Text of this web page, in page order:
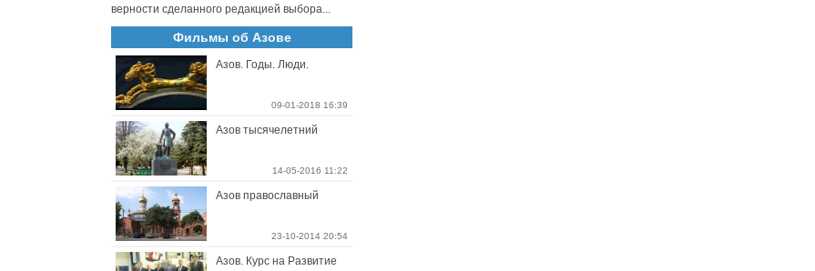
верности сделанного редакцией выбора...
Фильмы об Азове
Азов. Годы. Люди.
09-01-2018 16:39
Азов тысячелетний
14-05-2016 11:22
Азов православный
23-10-2014 20:54
Азов. Курс на Развитие